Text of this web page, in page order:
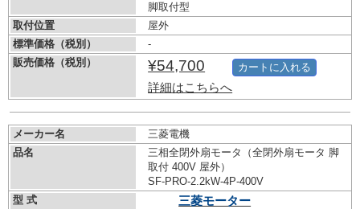
脚取付型
取付位置
屋外
標準価格（税別）
-
販売価格（税別）
¥54,700
詳細はこちらへ
カートに入れる
メーカー名
三菱電機
品名
三相全閉外扇モータ（全閉外扇モータ 脚
取付 400V 屋外）
SF-PRO-2.2kW-4P-400V
型 式
三菱モーター